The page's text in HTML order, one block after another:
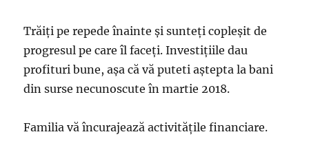
Trăiţi pe repede înainte şi sunteţi copleşit de
progresul pe care îl faceţi. Investiţiile dau
profituri bune, aşa că vă puteti aştepta la bani
din surse necunoscute în martie 2018.
Familia vă încurajează activităţile financiare.